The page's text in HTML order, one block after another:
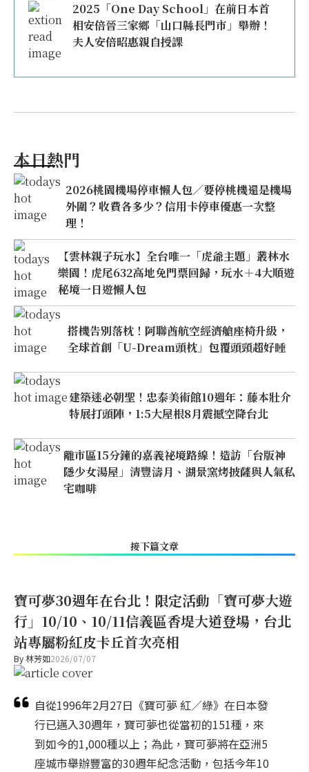
2025「One Day School」在前日本首
相安倍晉三家鄉「山口縣長門市」舉辦！
夫人安倍昭惠親自授課
本日熱門
2026桃園機場停車懶人包／要停桃機還是機場
外圍？收費各多少？信用卡停車優惠一次整
理！
【雲林親子玩水】全台唯一「虎爺主題」叢林水
樂園！虎尾632高地免門票回歸，玩水＋4大順遊
秘境一日遊懶人包
搭機告別落枕！阿聯酋航空經濟艙座椅升級，
全球首創「U-Dream頭枕」包覆頭頸超好睡
建築迷必朝聖！忠泰美術館10週年：藤本壯介
特展打頭陣，1:5大屋根8月震撼空降台北
離市區15分鐘的嘉義祕境路線！造訪「台版神
隱少女湯屋」清豐濤月、湖景窯烤披薩與人氣私
宅咖啡
接下篇文章
寶可夢30週年在台北！限定活動「寶可夢大遊
行」10/10、10/11信義區香堤大道登場，台北
站專屬粉紅皮卡丘首次亮相
By林芳如2026/07/07
自從1996年2月27日《寶可夢 紅／綠》在日本發
行已邁入30週年，寶可夢也從當初的151種，來
到如今的1,000種以上；為此，寶可夢將在亞洲5
座城市舉辦豐富的30週年紀念活動，包括今年10